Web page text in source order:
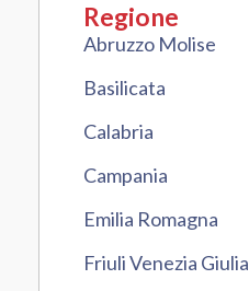
Regione
Abruzzo Molise
Basilicata
Calabria
Campania
Emilia Romagna
Friuli Venezia Giulia